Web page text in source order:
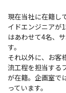
現在当社に在籍し
イドエンジニアが
はあわせて4名、
す。
それ以外に、お客
流工程を担当する
が在籍。企画室で
っています。